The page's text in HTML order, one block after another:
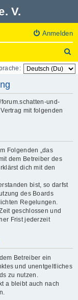
V.
Anmelden
u
c
forum.schatten-und-
mit folgenden
Folgenden „das
dem Betreiber des
dich mit den
bist, so darfst
des Boards
Regelungen.
geschlossen und
Frist jederzeit
Betreiber ein
und unentgeltliches
zu nutzen.
a bleibt auch nach